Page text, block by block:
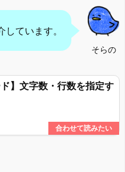
そらの
ています。
】文字数・行数を指定す